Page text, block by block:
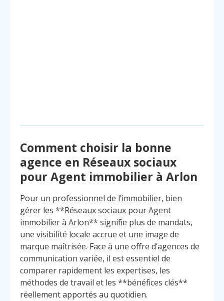
Comment choisir la bonne
agence en Réseaux sociaux
pour Agent immobilier à Arlon
Pour un professionnel de l’immobilier, bien
gérer les **Réseaux sociaux pour Agent
immobilier à Arlon** signifie plus de mandats,
une visibilité locale accrue et une image de
marque maîtrisée. Face à une offre d’agences de
communication variée, il est essentiel de
comparer rapidement les expertises, les
méthodes de travail et les **bénéfices clés**
réellement apportés au quotidien.